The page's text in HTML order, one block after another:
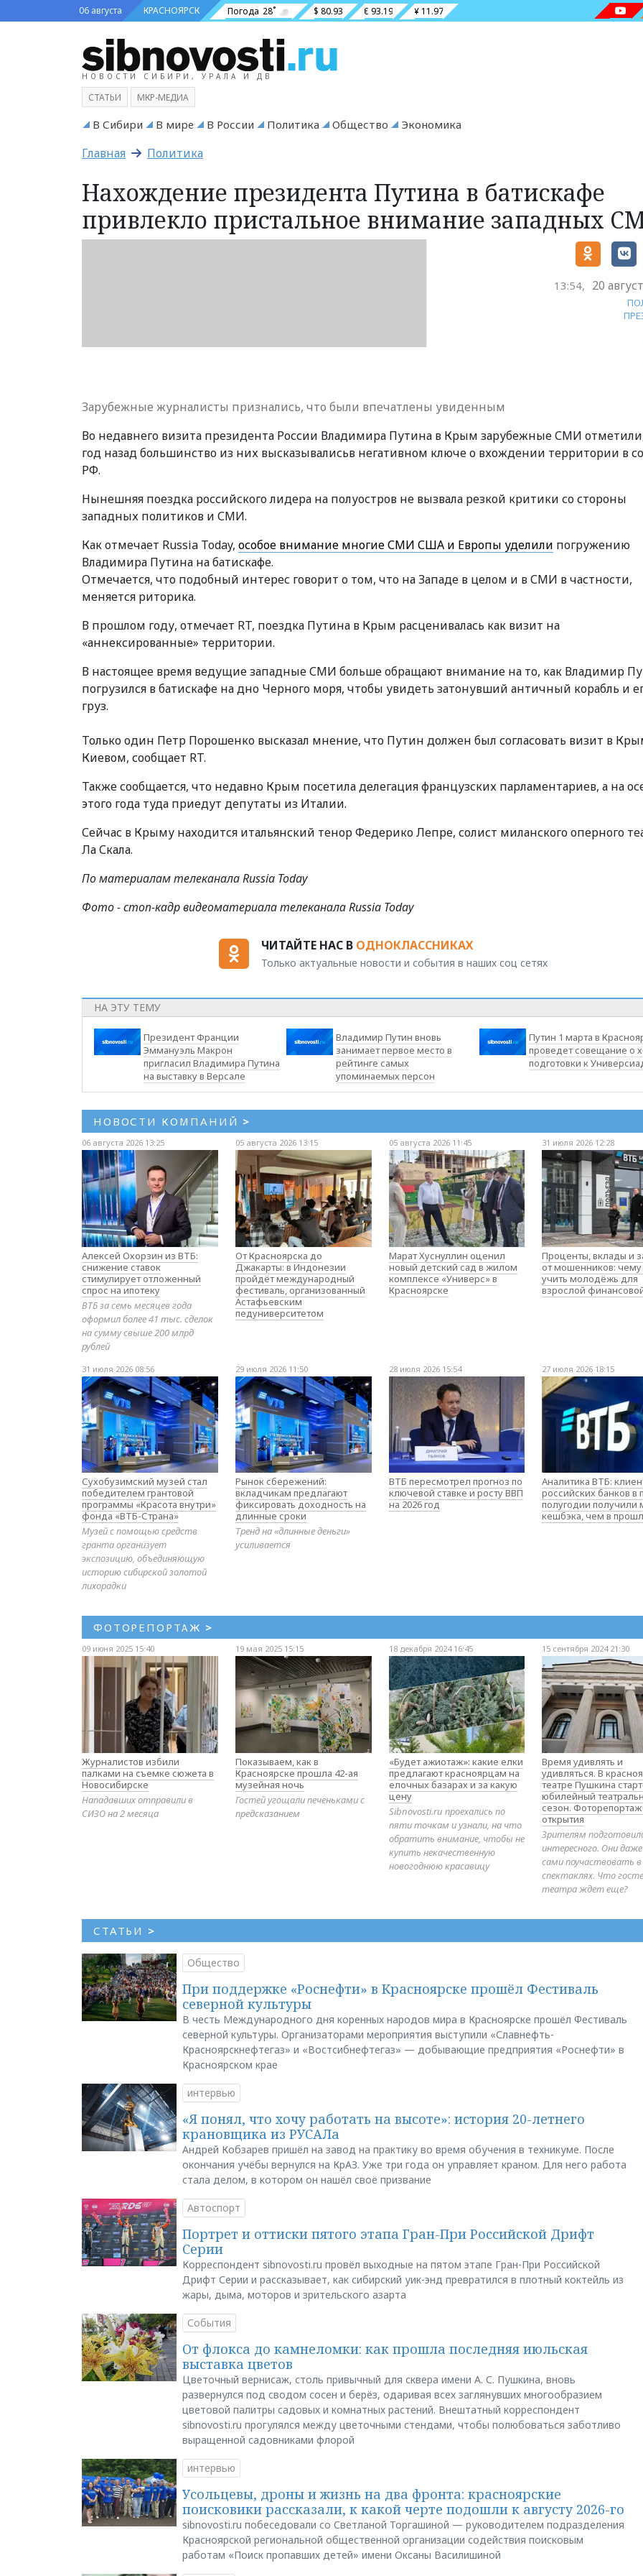
06 августа КРАСНОЯРСК Погода 28˚ $ 80.93 € 93.19 ¥ 11.97
НОВОСТИ СИБИРИ, УРАЛА И ДВ
СТАТЬИ МКР-МЕДИА
В Сибири В мире В России Политика Общество Экономика
Главная Политика
Нахождение президента Путина в батискафе
привлекло пристальное внимание западных
13:54, 20
Зарубежные журналисты признались, что были впечатлены увиденным
Во недавнего визита президента России Владимира Путина в Крым зарубежные СМИ
год назад большинство из них высказывалисьв негативном ключе о вхождении территории в
РФ.
Нынешняя поездка российского лидера на полуостров не вызвала резкой критики со стороны
западных политиков и СМИ.
Как отмечает Russia Today, особое внимание многие СМИ США и Европы уделили погружению
Владимира Путина на батискафе.
Отмечается, что подобный интерес говорит о том, что на Западе в целом и в СМИ в частности,
меняется риторика.
В прошлом году, отмечает RT, поездка Путина в Крым расценивалась как визит на
«аннексированные» территории.
В настоящее время ведущие западные СМИ больше обращают внимание на то, как Владимир
погрузился в батискафе на дно Черного моря, чтобы увидеть затонувший античный корабль и
груз.
Только один Петр Порошенко высказал мнение, что Путин должен был согласовать визит в
Киевом, сообщает RT.
Также сообщается, что недавно Крым посетила делегация французских парламентариев, а на
этого года туда приедут депутаты из Италии.
Сейчас в Крыму находится итальянский тенор Федерико Лепре, солист миланского оперного
Ла Скала.
По материалам телеканала Russia Today
Фото - стоп-кадр видеоматериала телеканала Russia Today
ЧИТАЙТЕ НАС В ОДНОКЛАССНИКАХ
Только актуальные новости и события в наших соц сетях
НА ЭТУ ТЕМУ
Президент Франции
Эммануэль Макрон
пригласил Владимира Путина
на выставку в Версале
Владимир Путин вновь
занимает первое место в
рейтинге самых
упоминаемых персон
Путин 1 марта в
проведет совещание о
подготовки к
НОВОСТИ КОМПАНИЙ >
06 августа 2026 13:25
Алексей Охорзин из ВТБ:
снижение ставок
стимулирует отложенный
спрос на ипотеку
ВТБ за семь месяцев года
оформил более 41 тыс. сделок
на сумму свыше 200 млрд
рублей
05 августа 2026 13:15
От Красноярска до
Джакарты: в Индонезии
пройдёт международный
фестиваль, организованный
Астафьевским
педуниверситетом
05 августа 2026 11:45
Марат Хуснуллин оценил
новый детский сад в жилом
комплексе «Универс» в
Красноярске
31 июля 2026 12:28
Проценты, вклады и
от мошенников: чему
учить молодёжь для
взрослой
31 июля 2026 08:56
Сухобузимский музей стал
победителем грантовой
программы «Красота внутри»
фонда «ВТБ-Страна»
Музей с помощью средств
гранта организует
экспозицию, объединяющую
историю сибирской золотой
лихорадки
29 июля 2026 11:50
Рынок сбережений:
вкладчикам предлагают
фиксировать доходность на
длинные сроки
Тренд на «длинные деньги»
усиливается
28 июля 2026 15:54
ВТБ пересмотрел прогноз по
ключевой ставке и росту ВВП
на 2026 год
27 июля 2026 18:15
Аналитика ВТБ:
российских банков в
полугодии получили
кешбэка, чем в
ФОТОРЕПОРТАЖ >
09 июня 2025 15:40
Журналистов избили
палками на съемке сюжета в
Новосибирске
Нападавших отправили в
СИЗО на 2 месяца
19 мая 2025 15:15
Показываем, как в
Красноярске прошла 42-ая
музейная ночь
Гостей угощали печеньками с
предсказанием
18 декабря 2024 16:45
«Будет ажиотаж»: какие елки
предлагают красноярцам на
елочных базарах и за какую
цену
Sibnovosti.ru проехались по
пяти точкам и узнали, на что
обратить внимание, чтобы не
купить некачественную
новогоднюю красавицу
15 сентября 2024 21:30
Время удивлять и
удивляться. В
театре Пушкина
юбилейный
сезон. Фоторепортаж
открытия
Зрителям
интересного. Они
сами поучаствовать в
спектаклях. Что
театра ждет еще?
СТАТЬИ >
Общество
При поддержке «Роснефти» в Красноярске прошёл Фестиваль
северной культуры
В честь Международного дня коренных народов мира в Красноярске прошёл Фестиваль
северной культуры. Организаторами мероприятия выступили «Славнефть-
Красноярскнефтегаз» и «Востсибнефтегаз» — добывающие предприятия «Роснефти» в
Красноярском крае
интервью
«Я понял, что хочу работать на высоте»: история 20-летнего
крановщика из РУСАЛа
Андрей Кобзарев пришёл на завод на практику во время обучения в техникуме. После
окончания учёбы вернулся на КрАЗ. Уже три года он управляет краном. Для него работа
стала делом, в котором он нашёл своё призвание
Автоспорт
Портрет и оттиски пятого этапа Гран-При Российской Дрифт
Серии
Корреспондент sibnovosti.ru провёл выходные на пятом этапе Гран-При Российской
Дрифт Серии и рассказывает, как сибирский уик-энд превратился в плотный коктейль из
жары, дыма, моторов и зрительского азарта
События
От флокса до камнеломки: как прошла последняя июльская
выставка цветов
Цветочный вернисаж, столь привычный для сквера имени А. С. Пушкина, вновь
развернулся под сводом сосен и берёз, одаривая всех заглянувших многообразием
цветовой палитры садовых и комнатных растений. Внештатный корреспондент
sibnovosti.ru прогулялся между цветочными стендами, чтобы полюбоваться заботливо
выращенной садовниками флорой
интервью
Усольцевы, дроны и жизнь на два фронта: красноярские
поисковики рассказали, к какой черте подошли к августу 2026-го
sibnovosti.ru побеседовали со Светланой Торгашиной — руководителем подразделения
Красноярской региональной общественной организации содействия поисковым
работам «Поиск пропавших детей» имени Оксаны Василишиной